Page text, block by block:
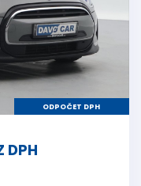
ODPOČET DPH
DPH